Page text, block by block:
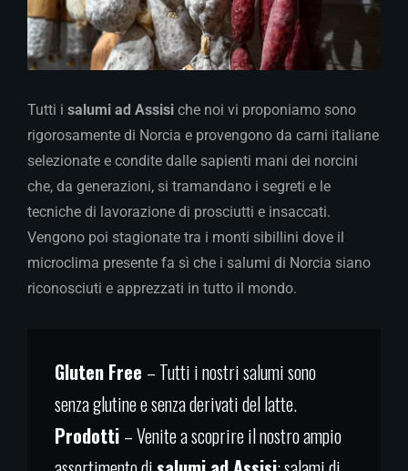
Tutti i salumi ad Assisi che noi vi proponiamo sono
rigorosamente di Norcia e provengono da carni italiane
selezionate e condite dalle sapienti mani dei norcini
che, da generazioni, si tramandano i segreti e le
tecniche di lavorazione di prosciutti e insaccati.
Vengono poi stagionate tra i monti sibillini dove il
microclima presente fa sì che i salumi di Norcia siano
riconosciuti e apprezzati in tutto il mondo.
Gluten Free – Tutti i nostri salumi sono
senza glutine e senza derivati del latte.
Prodotti – Venite a scoprire il nostro ampio